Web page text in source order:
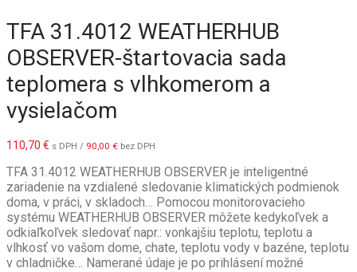
TFA 31.4012 WEATHERHUB
OBSERVER-štartovacia sada
teplomera s vlhkomerom a
vysielačom
110,70 € s DPH / 90,00 € bez DPH
TFA 31.4012 WEATHERHUB OBSERVER je inteligentné
zariadenie na vzdialené sledovanie klimatických podmienok
doma, v práci, v skladoch… Pomocou monitorovacieho
systému WEATHERHUB OBSERVER môžete kedykoľvek a
odkiaľkoľvek sledovať napr.: vonkajšiu teplotu, teplotu a
vlhkosť vo vašom dome, chate, teplotu vody v bazéne, teplotu
v chladničke… Namerané údaje je po prihlásení možné